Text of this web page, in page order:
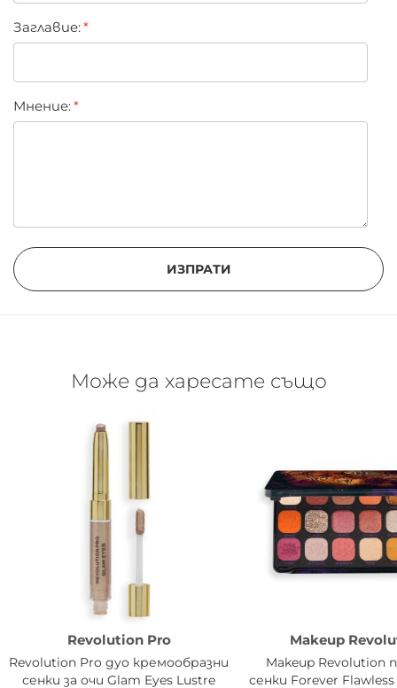
BH Cosmetics създава висококачествени козметични
изглеждате и да се чувствате страхотно.
Заглавиe:
Мнение:
ИЗПРАТИ
Може да харесате също
Revolution Pro
Revolution Pro дуо кремообразни
сенки за очи Glam Eyes Lustre
Makeup
Makeup Revolution
сенки Forever